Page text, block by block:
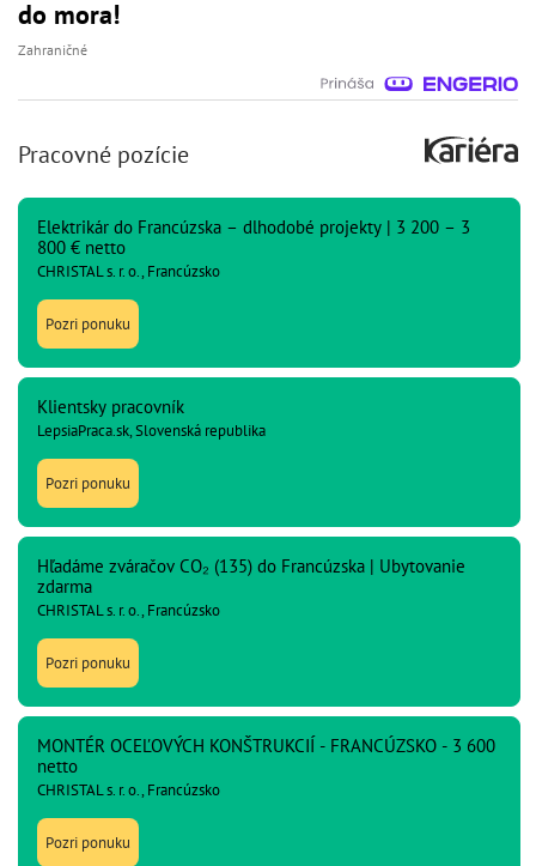
do mora!
Zahraničné
Pracovné pozície
Elektrikár do Francúzska – dlhodobé projekty | 3 200 – 3
800 € netto
CHRISTAL s. r. o., Francúzsko
Pozri ponuku
Klientsky pracovník
LepsiaPraca.sk, Slovenská republika
Pozri ponuku
Hľadáme zváračov CO₂ (135) do Francúzska | Ubytovanie
zdarma
CHRISTAL s. r. o., Francúzsko
Pozri ponuku
MONTÉR OCEĽOVÝCH KONŠTRUKCIÍ - FRANCÚZSKO - 3 600
netto
CHRISTAL s. r. o., Francúzsko
Pozri ponuku